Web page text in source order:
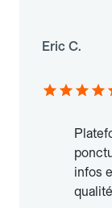
Eric C.
infos